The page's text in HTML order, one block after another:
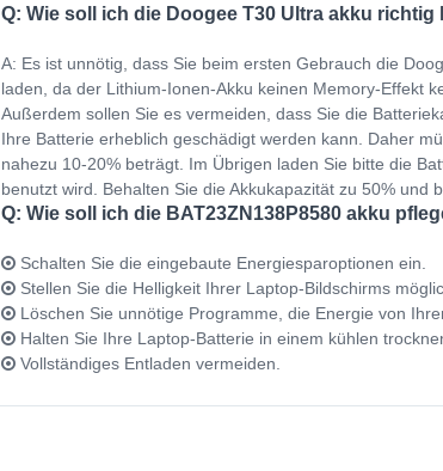
Q: Wie soll ich die Doogee T30 Ultra akku richtig
A: Es ist unnötig, dass Sie beim ersten Gebrauch die
laden, da der Lithium-Ionen-Akku keinen Memory-Effekt
Außerdem sollen Sie es vermeiden, dass Sie die
Ihre Batterie erheblich geschädigt werden kann. Daher
nahezu 10-20% beträgt. Im Übrigen laden Sie bitte die
benutzt wird. Behalten Sie die Akkukapazität zu 50% und
Q: Wie soll ich die BAT23ZN138P8580 akku
Schalten Sie die eingebaute Energiesparoptionen ein.
Stellen Sie die Helligkeit Ihrer Laptop-Bildschirms
Löschen Sie unnötige Programme, die Energie von
Halten Sie Ihre Laptop-Batterie in einem kühlen
Vollständiges Entladen vermeiden.